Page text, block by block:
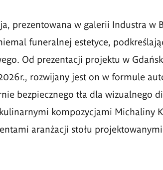
prezentowana w galerii Industra w
funeralnej estetyce,
Od prezentacji projektu w
rozwijany jest on w formule
bezpiecznego tła dla wizualnego
kompozycjami Michaliny
aranżacji stołu